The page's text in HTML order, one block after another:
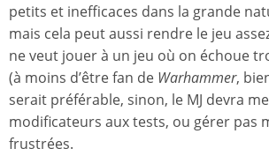
petits et inefficaces dans la grande
mais cela peut aussi rendre le jeu
ne veut jouer à un jeu où on échoue
(à moins d’être fan de Warhammer,
serait préférable, sinon, le MJ devra
modificateurs aux tests, ou gérer pas
frustrées.